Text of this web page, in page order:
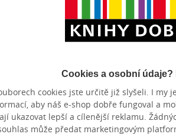
Přidat
Cookies a osobní
cookies jste určitě již slyšeli. I my
aby náš e-shop dobře fungoval a
ukazovat lepší a cílenější reklamu.
může předat marketingovým